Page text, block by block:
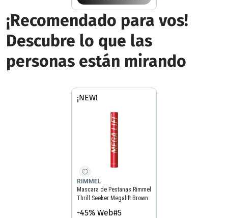
¡Recomendado para vos!
Descubre lo que las
personas están mirando
¡NEW!
RIMMEL
Mascara de Pestanas Rimmel
Thrill Seeker Megalift Brown
-45% Web#5